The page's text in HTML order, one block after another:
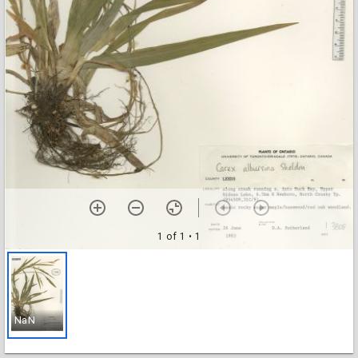
1 of 1 • 1
NaN